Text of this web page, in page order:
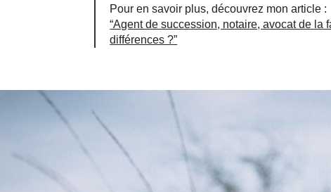
Pour en savoir plus, découvrez mon article :
“Agent de succession, notaire, avocat de la
différences ?”